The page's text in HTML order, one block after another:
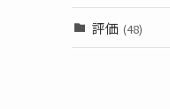
評価 (48)